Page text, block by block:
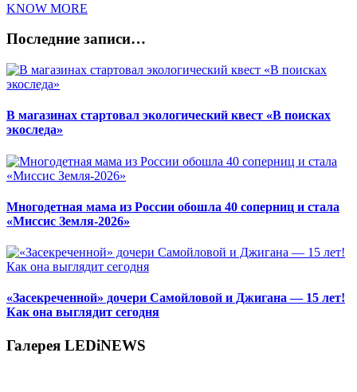
KNOW MORE
Последние записи…
В магазинах стартовал экологический квест «В поисках
экоследа»
Многодетная мама из России обошла 40 соперниц и стала
«Миссис Земля-2026»
«Засекреченной» дочери Самойловой и Джигана — 15 лет!
Как она выглядит сегодня
Галерея LEDiNEWS